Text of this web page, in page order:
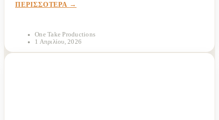
ακριβώς επειδή δεν επαναλαμβάνεται, η φωτογράφηση
ΠΕΡΙΣΣΟΤΕΡΑ
One Take Productions
1 Απριλίου, 2026